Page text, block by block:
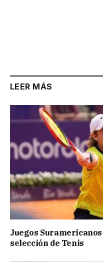
LEER MÁS
Juegos
selección de Tenis